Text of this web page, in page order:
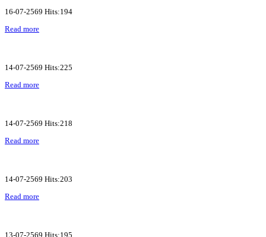
16-07-2569 Hits:194
Read more
14-07-2569 Hits:225
Read more
14-07-2569 Hits:218
Read more
14-07-2569 Hits:203
Read more
13-07-2569 Hits:195